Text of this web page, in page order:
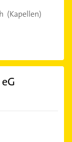
(Kapellen)